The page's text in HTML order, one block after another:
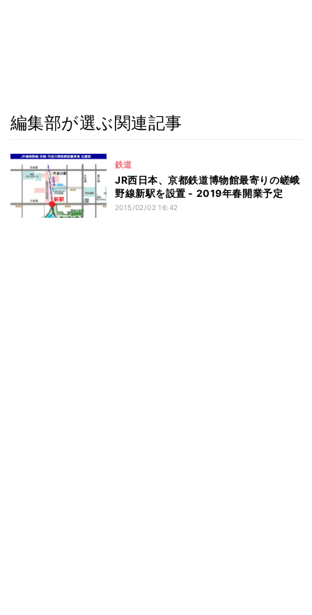
編集部が選ぶ関連記事
鉄道
JR西日本、京都鉄道博物館最寄りの嵯峨
野線新駅を設置 - 2019年春開業予定
2015/02/02 16:42